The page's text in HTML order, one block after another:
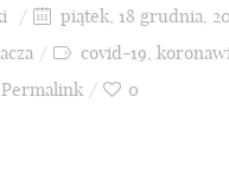
piątek, 18 grudnia,
covid-19
Permalink 0